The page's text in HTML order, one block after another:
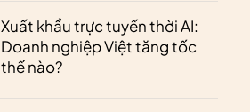
Xuất khẩu trực tuyến thời AI:
Doanh nghiệp Việt tăng tốc
thế nào?